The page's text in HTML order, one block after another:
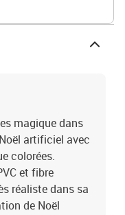
magique dans
artificiel avec
colorées.
et fibre
réaliste dans sa
de Noël